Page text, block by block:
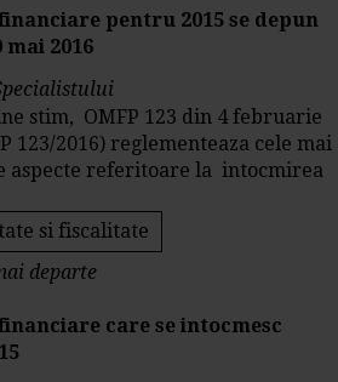
pentru 2015 se depun
mai 2016
stim, OMFP 123 din 4 februarie
123/2016) reglementeaza cele mai
aspecte referitoare la intocmirea
si fiscalitate
departe
care se intocmesc